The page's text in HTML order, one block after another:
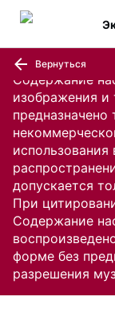
Содержание
изображения
предназначено
использования
допускается
При
Содержание
форме без
разрешения
Вернуться